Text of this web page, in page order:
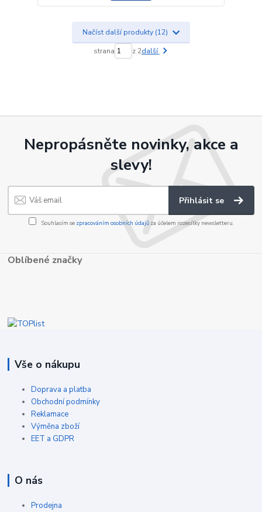
Načíst další produkty (12)
strana z 2další
Nepropásněte novinky, akce a
slevy!
Přihlásit se
Souhlasím se zpracováním osobních údajůza účelem rozesílky newsletteru.
Oblíbené značky
Vše o nákupu
Doprava a platba
Obchodní podmínky
Reklamace
Výměna zboží
EET a GDPR
O nás
Prodejna